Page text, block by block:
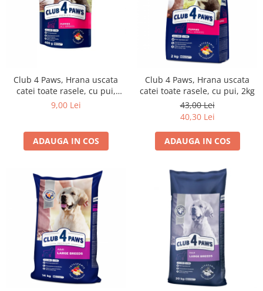
Club 4 Paws, Hrana uscata
catei toate rasele, cu pui,
400g
9,00 Lei
ADAUGA IN COS
Club 4 Paws, Hrana uscata
catei toate rasele, cu pui, 2kg
43,00 Lei
40,30 Lei
ADAUGA IN COS